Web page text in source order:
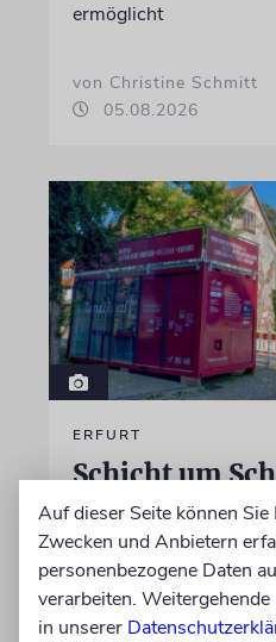
ermöglicht
von Christine Schmitt
05.08.2026
ERFURT
Schicht um
Dort, wo eben noch
seit wenigen Tagen
jüdischer Geschichte
Bagger, dann von Hand
Auf dieser Seite können
Zwecken und Anbietern
personenbezogene Daten
verarbeiten.
in unserer